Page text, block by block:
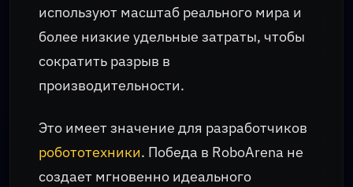
используют масштаб реального мира и
более низкие удельные затраты, чтобы
сократить разрыв в
производительности.
Это имеет значение для разработчиков
робототехники. Победа в RoboArena не
создает мгновенно идеального